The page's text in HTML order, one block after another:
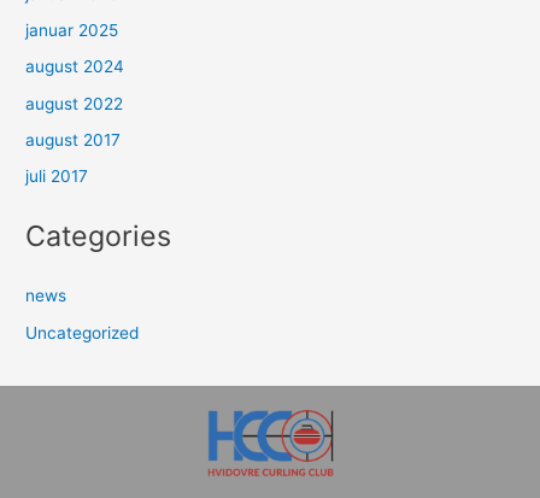
januar 2025
august 2024
august 2022
august 2017
juli 2017
Categories
news
Uncategorized